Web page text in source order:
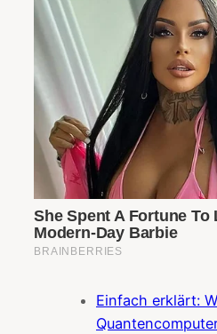
Einfach erklärt: